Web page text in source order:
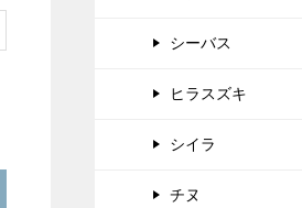
シーバス
ヒラスズキ
シイラ
チヌ